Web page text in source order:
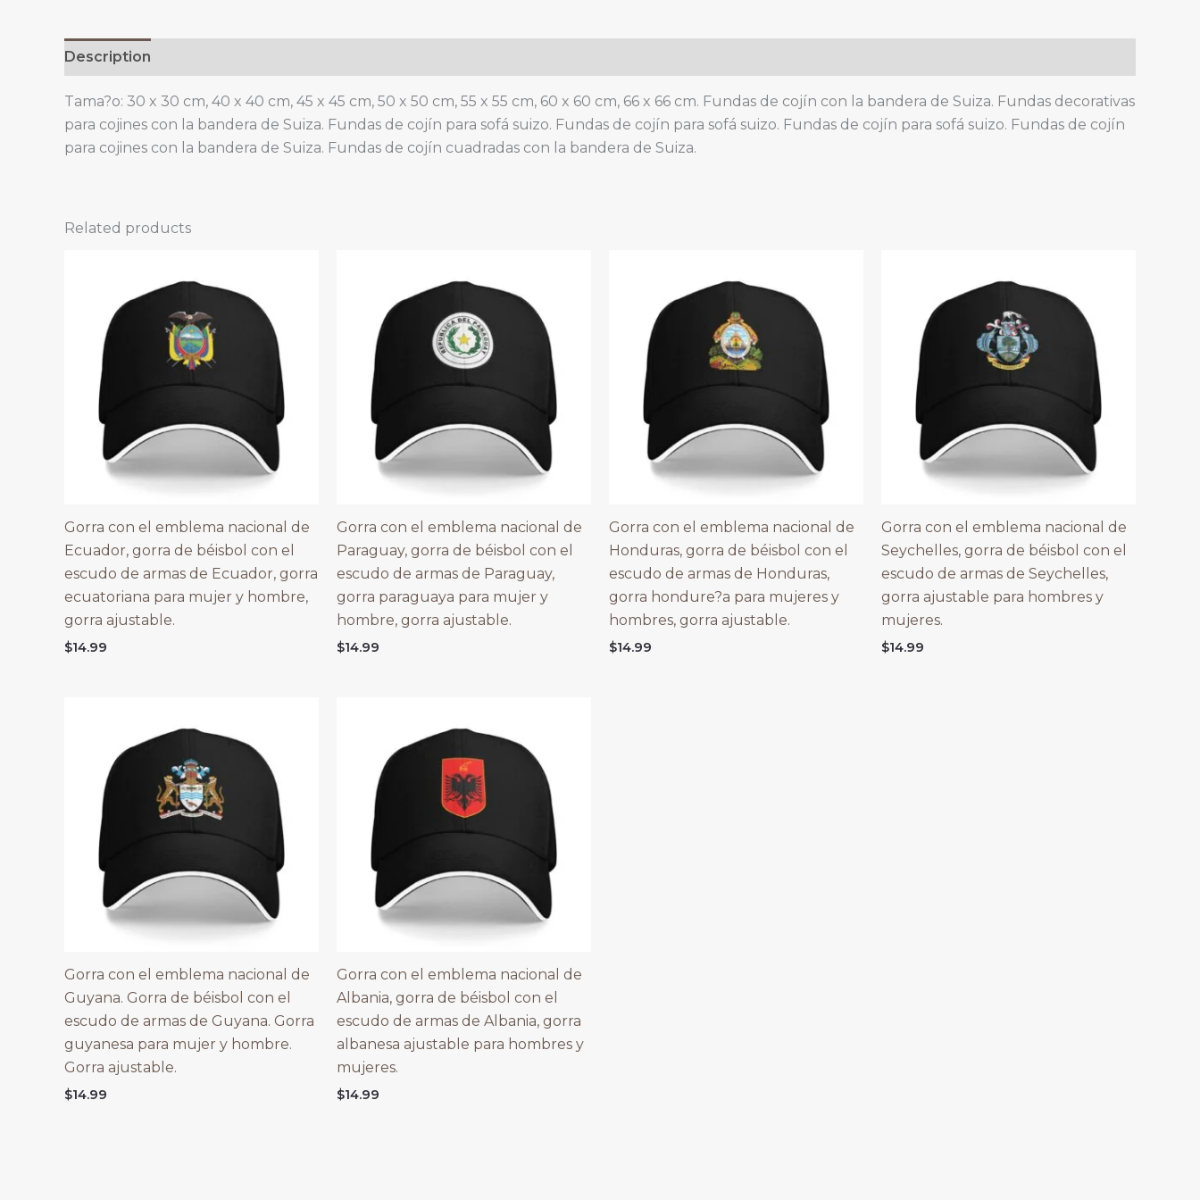
Description
Tama?o: 30 x 30 cm, 40 x 40 cm, 45 x 45 cm, 50 x 50 cm, 55 x 55 cm, 60 x 60 cm, 66 x 66 cm. Fundas de cojín con la bandera de Suiza. Fundas decorativas
para cojines con la bandera de Suiza. Fundas de cojín para sofá suizo. Fundas de cojín para sofá suizo. Fundas de cojín para sofá suizo. Fundas de cojín
para cojines con la bandera de Suiza. Fundas de cojín cuadradas con la bandera de Suiza.
Related products
Gorra con el emblema nacional de
Ecuador, gorra de béisbol con el
escudo de armas de Ecuador, gorra
ecuatoriana para mujer y hombre,
gorra ajustable.
$14.99
Gorra con el emblema nacional de
Paraguay, gorra de béisbol con el
escudo de armas de Paraguay,
gorra paraguaya para mujer y
hombre, gorra ajustable.
$14.99
Gorra con el emblema nacional de
Honduras, gorra de béisbol con el
escudo de armas de Honduras,
gorra hondure?a para mujeres y
hombres, gorra ajustable.
$14.99
Gorra con el emblema nacional de
Seychelles, gorra de béisbol con el
escudo de armas de Seychelles,
gorra ajustable para hombres y
mujeres.
$14.99
Gorra con el emblema nacional de
Guyana. Gorra de béisbol con el
escudo de armas de Guyana. Gorra
guyanesa para mujer y hombre.
Gorra ajustable.
$14.99
Gorra con el emblema nacional de
Albania, gorra de béisbol con el
escudo de armas de Albania, gorra
albanesa ajustable para hombres y
mujeres.
$14.99